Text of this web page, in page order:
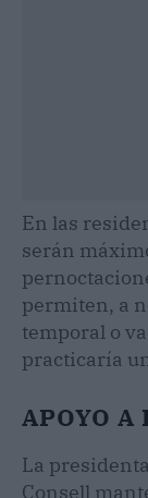
En las
serán
permiten, a
temporal o
practicaría
APOYO A
La
Consell